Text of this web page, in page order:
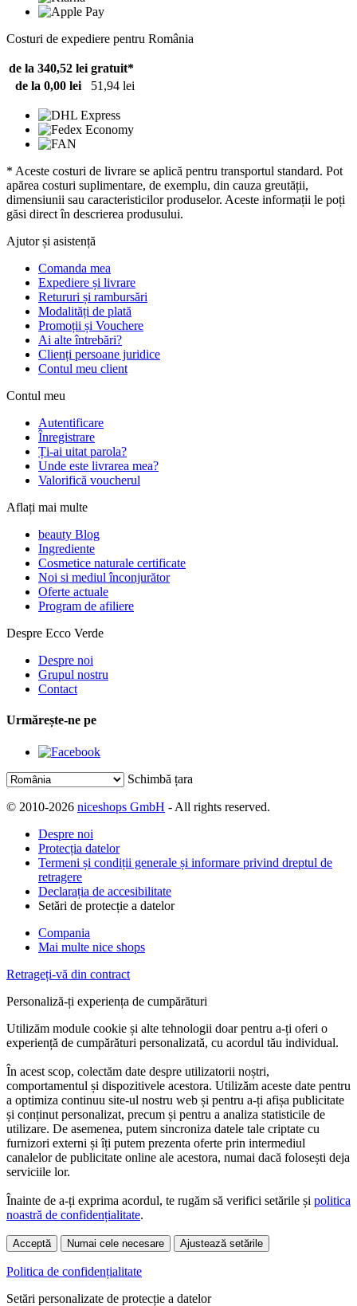
Costuri de expediere pentru România
de la 340,52 lei gratuit*
de la 0,00 lei
51,94 lei
* Aceste costuri de livrare se aplică pentru transportul standard. Pot
apărea costuri suplimentare, de exemplu, din cauza greutății,
dimensiunii sau caracteristicilor produselor. Aceste informații le poți
găsi direct în descrierea produsului.
Ajutor și asistență
Comanda mea
Expediere și livrare
Retururi și rambursări
Modalități de plată
Promoții și Vouchere
Ai alte întrebări?
Clienți persoane juridice
Contul meu client
Contul meu
Autentificare
Înregistrare
Ți-ai uitat parola?
Unde este livrarea mea?
Valorifică voucherul
Aflați mai multe
beauty Blog
Ingrediente
Cosmetice naturale certificate
Noi si mediul înconjurător
Oferte actuale
Program de afiliere
Despre Ecco Verde
Despre noi
Grupul nostru
Contact
Urmărește-ne pe
Schimbă țara
© 2010-2026 niceshops GmbH - All rights reserved.
Despre noi
Protecția datelor
Termeni și condiții generale și informare privind dreptul de
retragere
Declarația de accesibilitate
Setări de protecție a datelor
Compania
Mai multe nice shops
Retrageți-vă din contract
Personaliză-ți experiența de cumpărături
Utilizăm module cookie și alte tehnologii doar pentru a-ți oferi o
experiență de cumpărături personalizată, cu acordul tău individual.
În acest scop, colectăm date despre utilizatorii noștri,
comportamentul și dispozitivele acestora. Utilizăm aceste date pentru
a optimiza continuu site-ul nostru web și pentru a-ți afișa publicitate
și conținut personalizat, precum și pentru a analiza statisticile de
utilizare. De asemenea, putem sincroniza datele tale criptate cu
furnizori externi și îți putem prezenta oferte prin intermediul
canalelor de publicitate online ale acestora, numai dacă folosești deja
serviciile lor.
Înainte de a-ți exprima acordul, te rugăm să verifici setările și politica
noastră de confidențialitate.
Acceptă Numai cele necesare Ajustează setările
Politica de confidențialitate
Setări personalizate de protecție a datelor